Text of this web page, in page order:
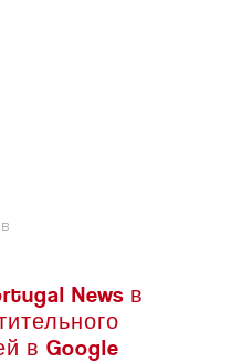
News в
в Google